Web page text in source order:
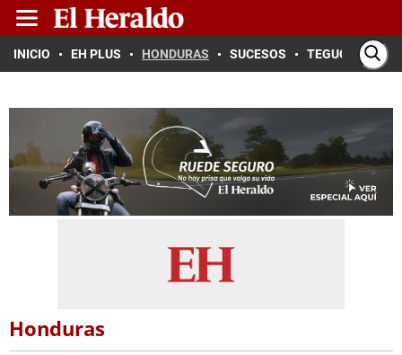
INICIO EH PLUS HONDURAS SUCESOS TEGUCIGALPA
Honduras